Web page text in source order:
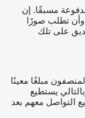
مسبقًا. إن
تطلب صورًا
على تلك
مبلغًا معينًا
يستطيع
التواصل معهم بعد